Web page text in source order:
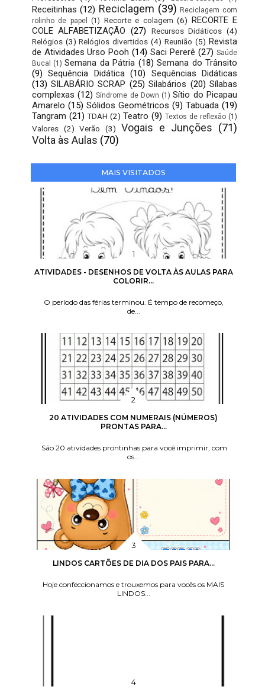
Receitinhas (12) Reciclagem (39) Reciclagem com
rolinho de papel
(1) Recorte e colagem (6) RECORTE E
COLE ALFABETIZAÇÃO (27) Recursos Didáticos (4)
Relógios (3) Relógios divertidos (4) Reunião (5) Revista
de Atividades Urso Pooh (14) Saci Pererê (27) Saúde
Bucal
(1) Semana da Pátria (18) Semana do Trânsito
(9) Sequência Didática (10)
Sequências Didáticas
(13) SILABÁRIO SCRAP (25) Silabários (20) Sílabas
complexas (12) Síndrome de Down (1) Sítio do Picapau
Amarelo (15) Sólidos Geométricos (9) Tabuada (19)
Tangram (21) TDAH (2) Teatro (9) Textos de reflexão (1)
Valores (2) Verão (3) Vogais e Junções (71)
Volta às Aulas (70)
MAIS VISITADOS
ATIVIDADES - DESENHOS DE VOLTA ÀS AULAS PARA
COLORIR...
O período das férias terminou. É tempo de recomeço,
de...
20 ATIVIDADES COM NUMERAIS (NÚMEROS)
PRONTAS PARA...
São 20 atividades prontinhas para você imprimir, com
os...
LINDOS CARTÕES DE DIA DOS PAIS PARA...
Hoje confeccionamos e trouxemos para vocês os MAIS
LINDOS...